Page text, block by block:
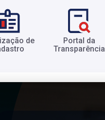
de
Portal da
Transparência​